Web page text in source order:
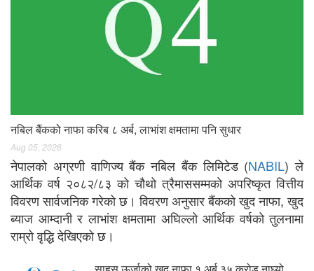
नबिल बैंकको नाफा करिब ८ अर्ब, लाभांश क्षमतामा पनि सुधार
Aug 05, 2026
नेपालको अग्रणी वाणिज्य बैंक नबिल बैंक लिमिटेड (NABIL) ले
आर्थिक वर्ष २०८२/८३ को चौथो त्रैमाससम्मको अपरिष्कृत वित्तीय
विवरण सार्वजनिक गरेको छ। विवरण अनुसार बैंकको खुद नाफा, खुद
ब्याज आम्दानी र लाभांश क्षमतामा अघिल्लो आर्थिक वर्षको तुलनामा
राम्रो वृद्धि देखिएको छ।